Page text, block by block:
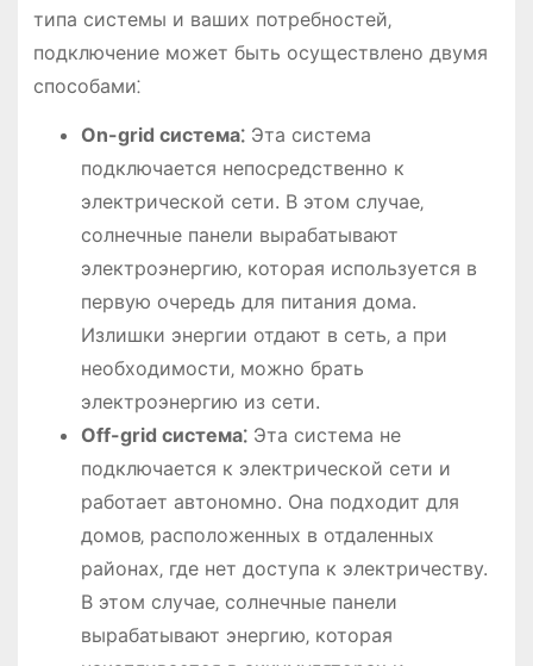
типа системы и ваших потребностей‚
подключение может быть осуществлено двумя
способами⁚
On-grid система⁚Эта система
подключается непосредственно к
электрической сети. В этом случае‚
солнечные панели вырабатывают
электроэнергию‚ которая используется в
первую очередь для питания дома.
Излишки энергии отдают в сеть‚ а при
необходимости‚ можно брать
электроэнергию из сети.
Off-grid система⁚Эта система не
подключается к электрической сети и
работает автономно. Она подходит для
домов‚ расположенных в отдаленных
районах‚ где нет доступа к электричеству.
В этом случае‚ солнечные панели
вырабатывают энергию‚ которая